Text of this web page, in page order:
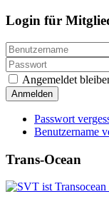
Login für
Angemeldet
Anmelden
Passwort
Benutzername
Trans-Ocean